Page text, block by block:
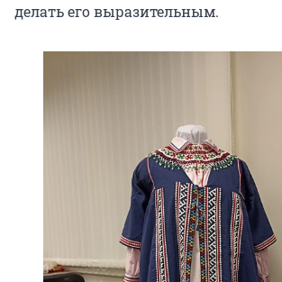
делать его выразительным.